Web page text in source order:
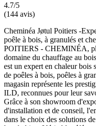
4.7/5
(144 avis)
Cheminéa Jøtul Poitiers -
poêle à bois, à granulés et
POITIERS - CHEMINÉA,
domaine du chauffage au
est un expert en chaleur bois
de poêles à bois, poêles à
magasin représente les
ILD, reconnues pour leur
Grâce à son showroom
d'installation et de conseil,
dans le choix des solutions